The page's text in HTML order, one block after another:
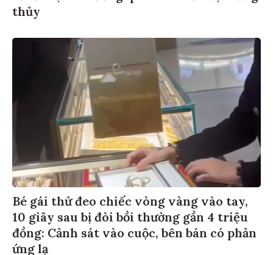
thủy
Bé gái thử đeo chiếc vòng vàng vào tay,
10 giây sau bị đòi bồi thường gần 4 triệu
đồng: Cảnh sát vào cuộc, bên bán có phản
ứng lạ